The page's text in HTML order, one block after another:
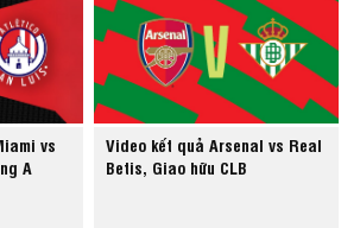
vs
A
Video kết quả Arsenal vs Real
Betis, Giao hữu CLB